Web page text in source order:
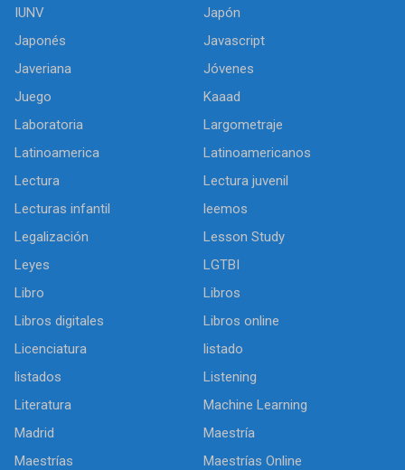
IUNV
Japón
Japonés
Javascript
Javeriana
Jóvenes
Juego
Kaaad
Laboratoria
Largometraje
Latinoamerica
Latinoamericanos
Lectura
Lectura juvenil
Lecturas infantil
leemos
Legalización
Lesson Study
Leyes
LGTBI
Libro
Libros
Libros digitales
Libros online
Licenciatura
listado
listados
Listening
Literatura
Machine Learning
Madrid
Maestría
Maestrías
Maestrías Online